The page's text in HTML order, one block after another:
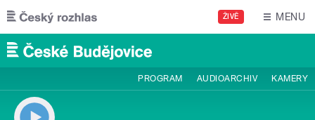
Přejít k hlavnímu obsahu
ŽIVĚ MENU
PROGRAM AUDIOARCHIV KAMERY